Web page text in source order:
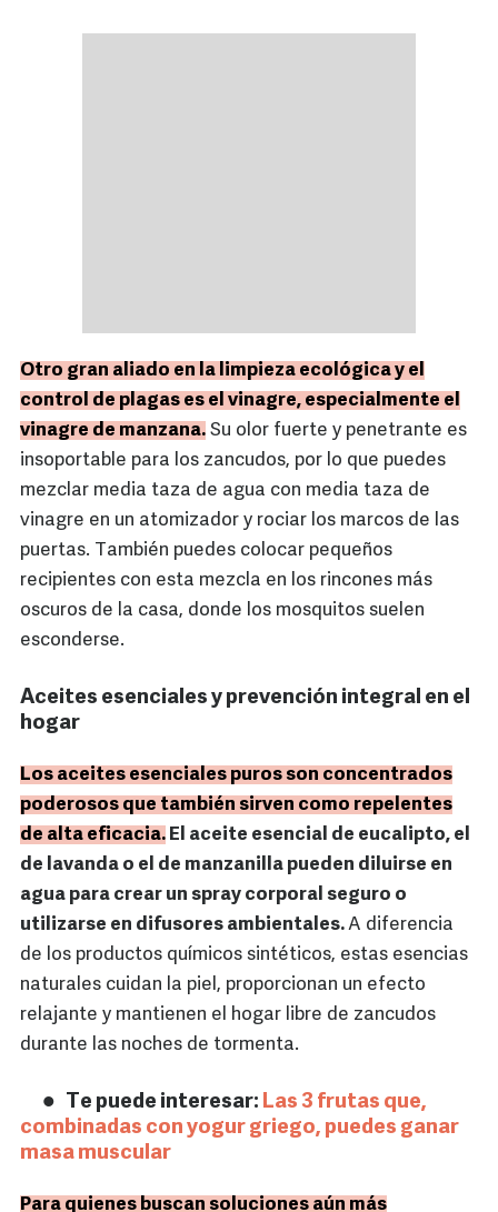
Otro gran aliado en la limpieza ecológica y el
control de plagas es el vinagre, especialmente el
vinagre de manzana. Su olor fuerte y penetrante es
insoportable para los zancudos, por lo que puedes
mezclar media taza de agua con media taza de
vinagre en un atomizador y rociar los marcos de las
puertas. También puedes colocar pequeños
recipientes con esta mezcla en los rincones más
oscuros de la casa, donde los mosquitos suelen
esconderse.
Aceites esenciales y prevención integral en el
hogar
Los aceites esenciales puros son concentrados
poderosos que también sirven como repelentes
de alta eficacia. El aceite esencial de eucalipto, el
de lavanda o el de manzanilla pueden diluirse en
agua para crear un spray corporal seguro o
utilizarse en difusores ambientales.A diferencia
de los productos químicos sintéticos, estas esencias
naturales cuidan la piel, proporcionan un efecto
relajante y mantienen el hogar libre de zancudos
durante las noches de tormenta.
Te puede interesar: Las 3 frutas que,
combinadas con yogur griego, puedes ganar
masa muscular
Para quienes buscan soluciones aún más